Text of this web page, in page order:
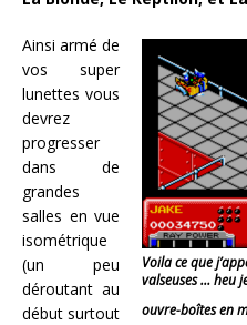
Voila ce que
valseuses … heu
ouvre-boîtes en
Ainsi armé de
vos super
lunettes vous
devrez
progresser
dans de
grandes
salles en vue
isométrique
(un peu
déroutant au
début surtout